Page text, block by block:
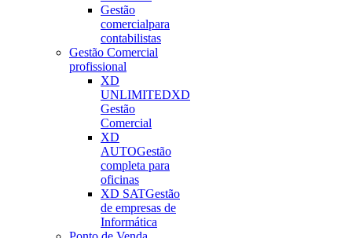
Gestão
comercialpara
contabilistas
Gestão Comercial
profissional
XD
UNLIMITEDXD
Gestão
Comercial
XD
AUTOGestão
completa para
oficinas
XD SATGestão
de empresas de
Informática